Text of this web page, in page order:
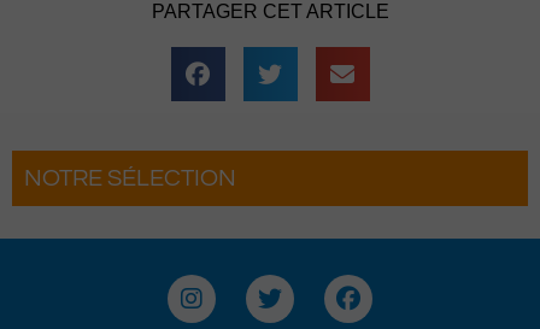
PARTAGER CET ARTICLE
NOTRE SÉLECTION
: La Fête du Roi fait son grand retour
une troisième édition
I
n
T
w
F
a